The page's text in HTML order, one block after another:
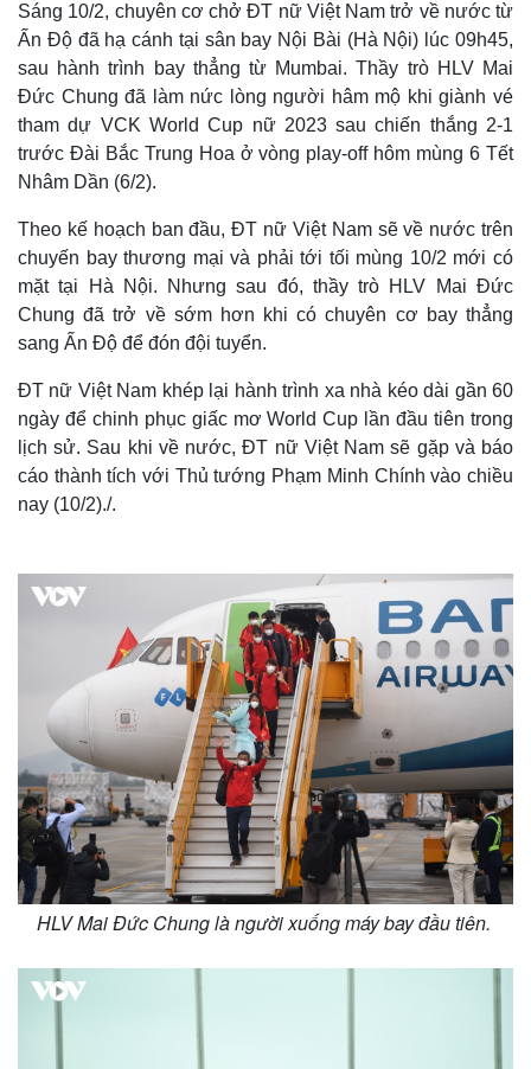
d
2
0
7
%
m
a
i
n
g
-
n
i
c
t
u
e
c
e
n
Sáng 10/2, chuyên cơ chở ĐT nữ Việt Nam trở về nước từ
Ấn Độ đã hạ cánh tại sân bay Nội Bài (Hà Nội) lúc 09h45,
sau hành trình bay thẳng từ Mumbai. Thầy trò HLV Mai
Đức Chung đã làm nức lòng người hâm mộ khi giành vé
tham dự VCK World Cup nữ 2023 sau chiến thắng 2-1
trước Đài Bắc Trung Hoa ở vòng play-off hôm mùng 6 Tết
Nhâm Dần (6/2).
Theo kế hoạch ban đầu, ĐT nữ Việt Nam sẽ về nước trên
chuyến bay thương mại và phải tới tối mùng 10/2 mới có
mặt tại Hà Nội. Nhưng sau đó, thầy trò HLV Mai Đức
Chung đã trở về sớm hơn khi có chuyên cơ bay thẳng
sang Ấn Độ để đón đội tuyển.
ĐT nữ Việt Nam khép lại hành trình xa nhà kéo dài gần 60
ngày để chinh phục giấc mơ World Cup lần đầu tiên trong
lịch sử. Sau khi về nước, ĐT nữ Việt Nam sẽ gặp và báo
cáo thành tích với Thủ tướng Phạm Minh Chính vào chiều
nay (10/2)./.
HLV Mai Đức Chung là người xuống máy bay đầu tiên.